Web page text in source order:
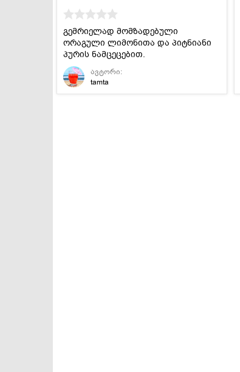
გემრიელად მომზადებული
ორაგული ლიმონითა და პიტნიანი
პურის ნამცეცებით.
ავტორი:
tamta